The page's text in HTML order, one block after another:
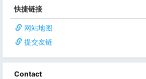
快捷链接
网站地图
提交友链
Contact